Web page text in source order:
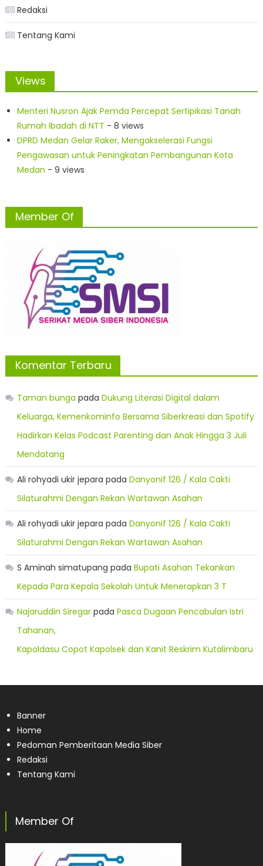
Redaksi
Tentang Kami
Views
Menteri Nusron Ajak Pemda Percepat Sertipikasi Tanah
Rumah Ibadah di NTT - 8 views
DPRD Medan Gelar Raker, Mengakselerasi Fungsi
Pengawasan untuk Peningkatan Pembangunan Kota
Medan - 9 views
Member Of
Komentar Terbaru
Taman bunga pada Dukung Literasi Digital dalam
Keluarga, Kemenkominfo Bersama Siberkreasi dan Spotify
Hadirkan Kelas Podcast Parenting dan Anak Hingga 3 Juli
Mendatang
Ali rohyadi ukir jepara pada Danyonif 126 / Kala Cakti
Silaturahmi Dengan Rekan Wartawan Asahan
Ali rohyadi ukir jepara pada Danyonif 126 / Kala Cakti
Silaturahmi Dengan Rekan Wartawan Asahan
S Aminah simatupang pada Bupati Asahan Tekankan
Kepada Para Kepala Sekolah Untuk Menerapkan 3 T
Najaruddin Siregarpada Pasca Dugaan Pencabulan Istri
Tahanan,
Kapoldasu Copot Kapolsek dan Kanit Reskrim Kutalimbaru
Banner
Home
Pedoman Pemberitaan Media Siber
Redaksi
Tentang Kami
Member Of